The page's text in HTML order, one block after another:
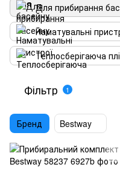
Для прибирання
Наматувальні
Теплосберігаюча
Фільтр 1
Бренд Bestway